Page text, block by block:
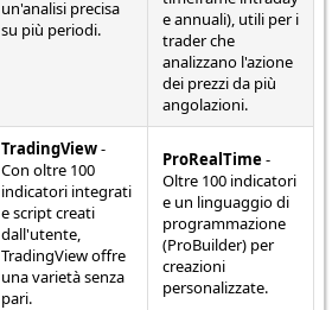
un'analisi precisa
su più periodi.
e annuali), utili per i
trader che
analizzano l'azione
dei prezzi da più
angolazioni.
TradingView-
Con oltre 100
indicatori integrati
e script creati
dall'utente,
TradingView offre
una varietà senza
pari.
ProRealTime-
Oltre 100 indicatori
e un linguaggio di
programmazione
(ProBuilder) per
creazioni
personalizzate.